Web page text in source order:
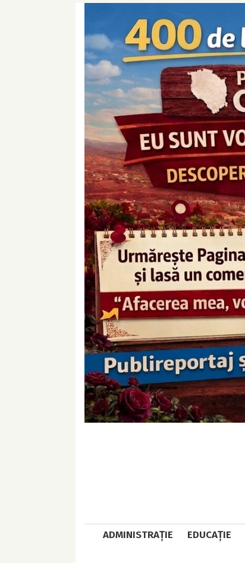
ADMINISTRAȚIE EDUCAȚIE